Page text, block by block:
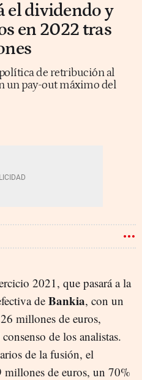
el dividendo y
en 2022 tras
de retribución al
un pay-out máximo del
2021, que pasará a la
de Bankia, con un
millones de euros,
de los analistas.
de la fusión, el
de euros, un 70%